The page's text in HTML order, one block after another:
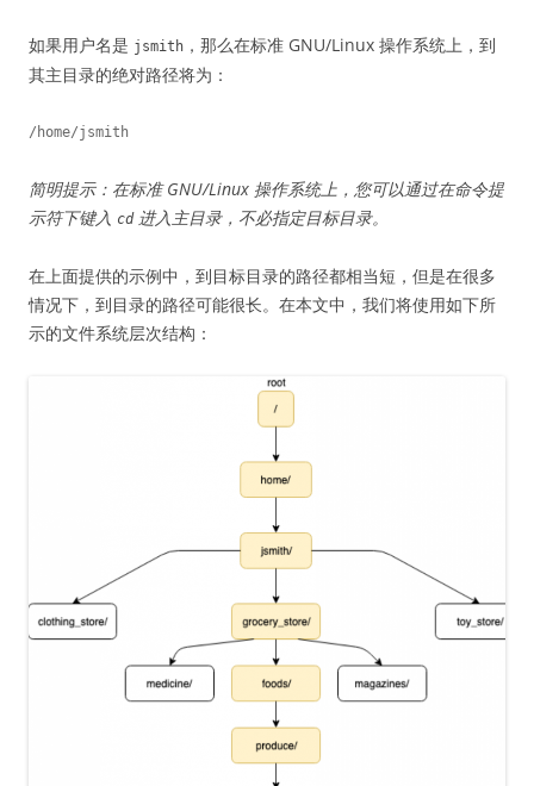
如果用户名是 jsmith ，那么在标准 GNU/Linux 操作系统上，到
其主目录的绝对路径将为：
简明提示：在标准 GNU/Linux 操作系统上，您可以通过在命令提
示符下键入 cd进入主目录，不必指定目标目录。
在上面提供的示例中，到目标目录的路径都相当短，但是在很多
情况下，到目录的路径可能很长。在本文中，我们将使用如下所
示的文件系统层次结构：